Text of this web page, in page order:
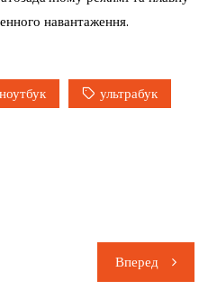
навантаження.
ноутбук ультрабук
Вперед